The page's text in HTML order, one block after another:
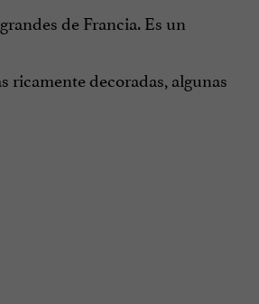
de Francia. Es un
ricamente decoradas, algunas